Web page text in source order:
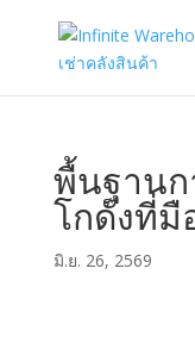
พื้นฐานก
โกดังที่มื
มิ.ย. 26, 2569